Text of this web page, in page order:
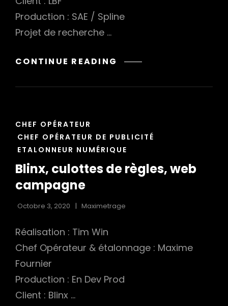
Production : SAE / Spline
Projet de recherche …
CONTINUE READING L.B.F.
–
CAT
LINKS
CHEF OPÉRATEUR
CHEF OPÉRATEUR DE PUBLICITÉ
ETALONNEUR NUMÉRIQUE
Blinx, culottes de règles, web
campagne
Octobre 3, 2020 Maximetrage
Réalisation : Tim Win
Chef Opérateur & étalonnage : Maxime
Fournier
Production : En Dev Prod
Client : Blinx …